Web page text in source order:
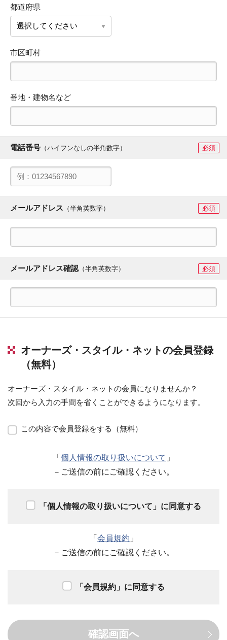
都道府県
市区町村
番地・建物名など
電話番号 （ハイフンなしの半角数字） 必須
メールアドレス （半角英数字） 必須
メールアドレス確認（半角英数字） 必須
オーナーズ・スタイル・ネットの会員登録
（無料）
オーナーズ・スタイル・ネットの会員になりませんか？
次回から入力の手間を省くことができるようになります。
この内容で会員登録をする（無料）
「 個人情報の取り扱いについて 」
－ご送信の前にご確認ください。
「個人情報の取り扱いについて」に同意する
「 会員規約 」
－ご送信の前にご確認ください。
「会員規約」に同意する
確認画面へ